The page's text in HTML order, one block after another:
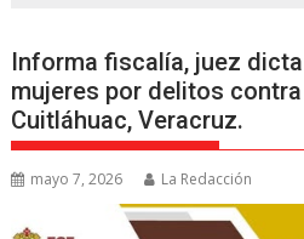
Informa fiscalía, juez
mujeres por delitos
Cuitláhuac, Veracruz.
mayo 7, 2026 La Redacción